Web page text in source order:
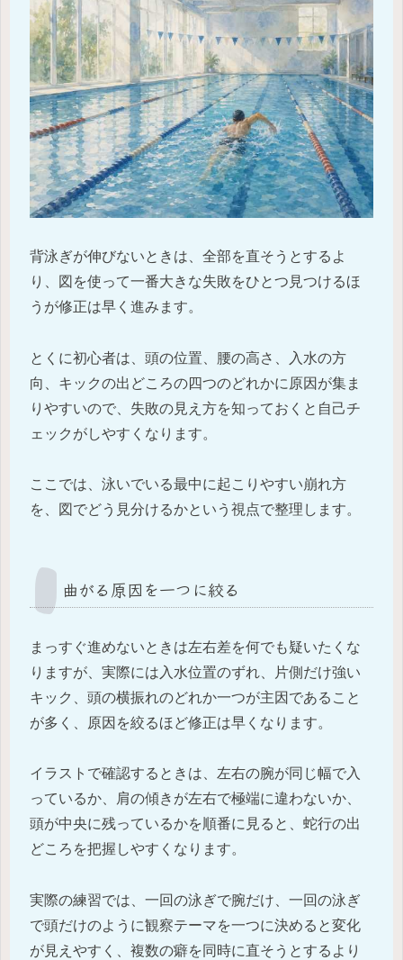
背泳ぎが伸びないときは、全部を直そうとするよ
り、図を使って一番大きな失敗をひとつ見つけるほ
うが修正は早く進みます。
とくに初心者は、頭の位置、腰の高さ、入水の方
向、キックの出どころの四つのどれかに原因が集ま
りやすいので、失敗の見え方を知っておくと自己チ
ェックがしやすくなります。
ここでは、泳いでいる最中に起こりやすい崩れ方
を、図でどう見分けるかという視点で整理します。
曲がる原因を一つに絞る
まっすぐ進めないときは左右差を何でも疑いたくな
りますが、実際には入水位置のずれ、片側だけ強い
キック、頭の横振れのどれか一つが主因であること
が多く、原因を絞るほど修正は早くなります。
イラストで確認するときは、左右の腕が同じ幅で入
っているか、肩の傾きが左右で極端に違わないか、
頭が中央に残っているかを順番に見ると、蛇行の出
どころを把握しやすくなります。
実際の練習では、一回の泳ぎで腕だけ、一回の泳ぎ
で頭だけのように観察テーマを一つに決めると変化
が見えやすく、複数の癖を同時に直そうとするより